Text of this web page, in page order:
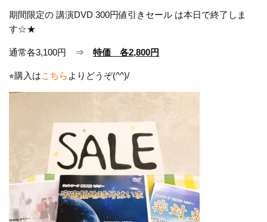
期間限定の 講演DVD 300円値引きセール は本日で終了しま
す☆★
通常各3,100円 ⇒ 特価 各2,800円
⭐︎購入はこちら よりどうぞ(^^)/